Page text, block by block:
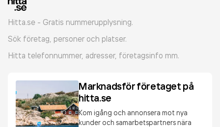
Hitta.se - Gratis nummerupplysning.
Sök företag, personer och platser.
Hitta telefonnummer, adresser, företagsinfo mm.
Marknadsför företaget på
hitta.se
Kom igång och annonsera mot nya
kunder och samarbetspartners nära